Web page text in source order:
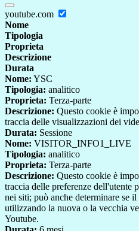
youtube.com
Nome
Tipologia
Proprieta
Descrizione
Durata
Nome: YSC
Tipologia: analitico
Proprieta: Terza-parte
Descrizione: Questo cookie è
traccia delle visualizzazioni dei
Durata: Sessione
Nome: VISITOR_INFO1_LIVE
Tipologia: analitico
Proprieta: Terza-parte
Descrizione: Questo cookie è
traccia delle preferenze dell'utente
nei siti; può anche determinare se
utilizzando la nuova o la vecchia
Youtube.